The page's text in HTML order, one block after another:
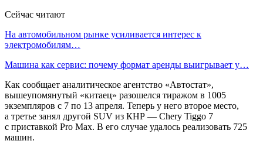
Сейчас читают
На автомобильном рынке усиливается интерес к
электромобилям…
Машина как сервис: почему формат аренды выигрывает у…
Как сообщает аналитическое агентство «Автостат»,
вышеупомянутый «китаец» разошелся тиражом в 1005
экземпляров с 7 по 13 апреля. Теперь у него второе место,
а третье занял другой SUV из КНР — Chery Tiggo 7
с приставкой Pro Max. В его случае удалось реализовать 725
машин.